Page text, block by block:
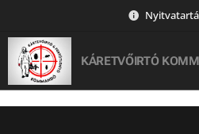
KÁRETVŐIRTÓ